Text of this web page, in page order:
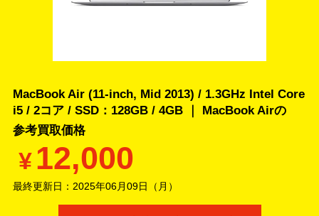
MacBook Air (11-inch, Mid 2013) / 1.3GHz Intel Core
i5 / 2コア / SSD：128GB / 4GB ｜ MacBook Airの
参考買取価格
¥12,000
最終更新日： 2025年06月09日（月）